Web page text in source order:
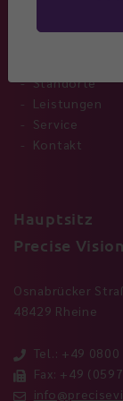
Navigation
Standorte
Leistungen
Service
Kontakt
Hauptsitz
Precise
Osnabrücker
48429 Rheine
Tel.: +49
Fax: +49